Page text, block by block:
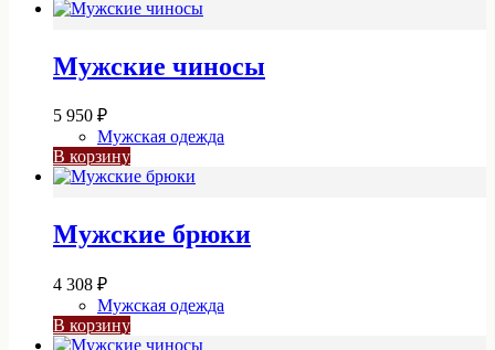
Мужские чиносы
5 950 ₽
Мужская одежда
В корзину
Мужские брюки
4 308 ₽
Мужская одежда
В корзину